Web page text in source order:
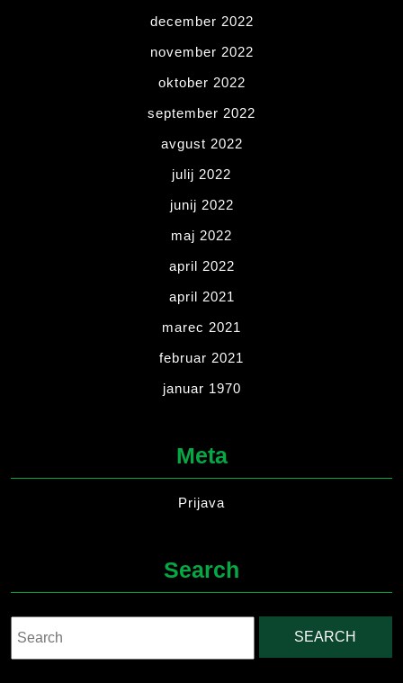
december 2022
november 2022
oktober 2022
september 2022
avgust 2022
julij 2022
junij 2022
maj 2022
april 2022
april 2021
marec 2021
februar 2021
januar 1970
Meta
Prijava
Search
for: